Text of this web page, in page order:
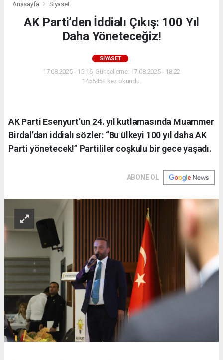
Anasayfa Siyaset
AK Parti’den İddialı Çıkış: 100 Yıl
Daha Yöneteceğiz!
SIYASET
17.08.2025 - 15:16, Güncelleme: 17.08.2025 - 18:22
145545+ kez okundu.
AK Parti Esenyurt’un 24. yıl kutlamasında Muammer
Birdal’dan iddialı sözler: “Bu ülkeyi 100 yıl daha AK
Parti yönetecek!” Partililer coşkulu bir gece yaşadı.
ABONE OL